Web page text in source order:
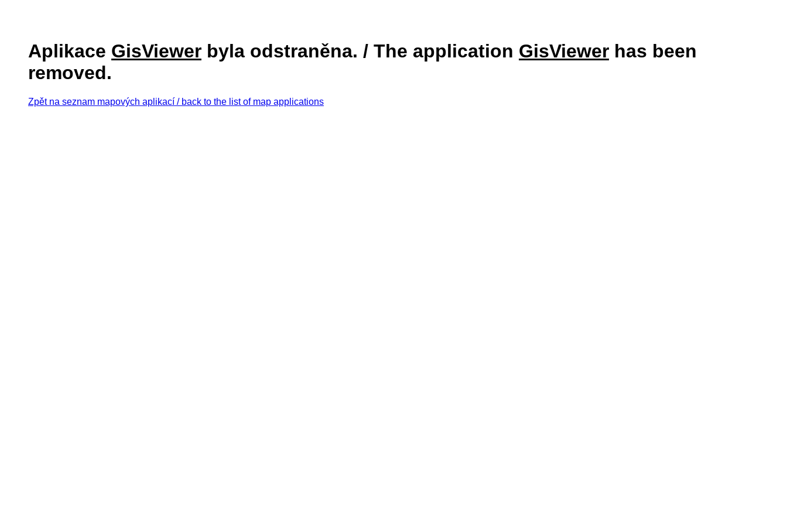
Aplikace GisViewer byla odstraněna. / The application GisViewer has been
removed.
Zpět na seznam mapových aplikací / back to the list of map applications